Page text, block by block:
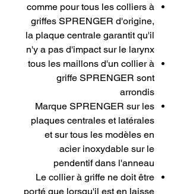
comme pour tous les colliers à
griffes SPRENGER d'origine,
la plaque centrale garantit qu'il
n'y a pas d'impact sur le larynx
tous les maillons d'un collier à
griffe SPRENGER sont
arrondis
Marque SPRENGER sur les
plaques centrales et latérales
et sur tous les modèles en
acier inoxydable sur le
pendentif dans l'anneau
Le collier à griffe ne doit être
porté que lorsqu'il est en laisse